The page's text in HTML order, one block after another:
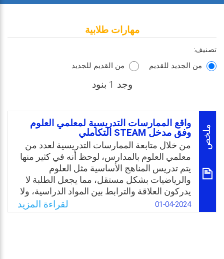
مهارات طلابية
تصنيف:
من الجديد للقديم
من القديم للجديد
وجد 1 بنود
ملخص
واقع الممارسات التدريسية لمعلمي العلوم
وفق مدخل STEAM التكاملي
من خلال متابعة الممارسات التدريسية لعدد من
معلمي العلوم بالمدارس، لوحظ أنه في كثير منها
يتم تدريس المناهج الأساسية مثل العلوم
والرياضيات بشكل مستقل، مما يجعل الطلبة لا
يدركون العلاقة والترابط بين المواد الدراسية، ولا
يربطون المعلومات والمهارات التي تعلموها
بحياتهم اليومية، مما نجم عنه تدني قدرة الطلبة
01-04-2024 لقراءة المزيد